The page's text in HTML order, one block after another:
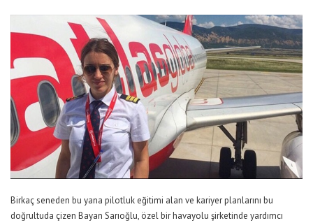
Birkaç seneden bu yana pilotluk eğitimi alan ve kariyer planlarını bu
doğrultuda çizen Bayan Sarıoğlu, özel bir havayolu şirketinde yardımcı